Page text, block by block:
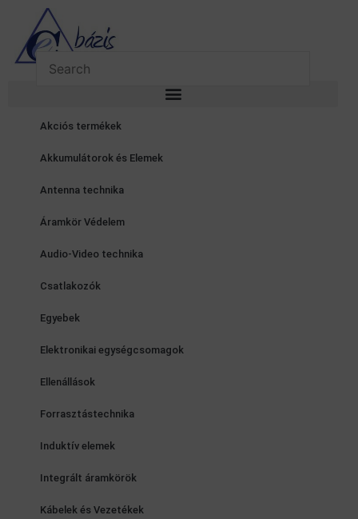
content
Akciós termékek
Akkumulátorok és Elemek
Antenna technika
Áramkör Védelem
Audio-Video technika
Csatlakozók
Egyebek
Elektronikai egységcsomagok
Ellenállások
Forrasztástechnika
Induktív elemek
Integrált áramkörök
Kábelek és Vezetékek